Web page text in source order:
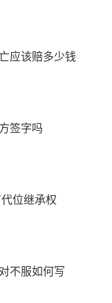
应该赔多少钱
签字吗
位继承权
不服如何写